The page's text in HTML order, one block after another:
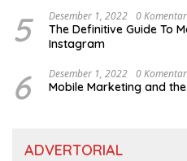
5 Desember 1, 2022 0 Komentar
The Definitive Guide To
Instagram
6 Desember 1, 2022 0 Komentar
Mobile Marketing and
ADVERTORIAL